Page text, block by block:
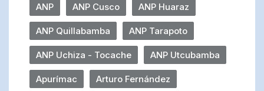
ANP ANP Cusco ANP Huaraz
ANP Quillabamba ANP Tarapoto
ANP Uchiza - Tocache ANP Utcubamba
Apurímac Arturo Fernández